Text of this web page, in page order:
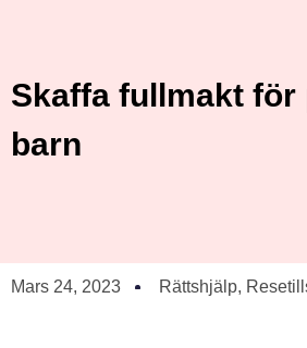
Skaffa fullmakt för
barn
Mars 24, 2023 Rättshjälp,